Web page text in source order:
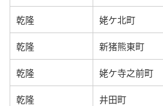
乾隆 姥ケ北町
乾隆 新猪熊東町
乾隆 姥ケ寺之前町
乾隆 井田町